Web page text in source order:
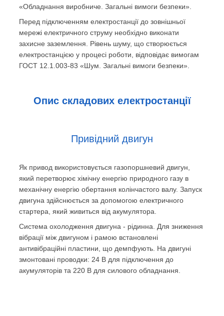
«Обладнання виробниче. Загальні вимоги безпеки».
Перед підключенням електростанції до зовнішньої
мережі електричного струму необхідно виконати
захисне заземлення. Рівень шуму, що створюється
електростанцією у процесі роботи, відповідає вимогам
ГОСТ 12.1.003-83 «Шум. Загальні вимоги безпеки».
Опис складових електростанції
Привідний двигун
Як привод використовується газопоршневий двигун,
який перетворює хімічну енергію природного газу в
механічну енергію обертання колінчастого валу. Запуск
двигуна здійснюється за допомогою електричного
стартера, який живиться від акумулятора.
Система охолодження двигуна - рідинна. Для зниження
вібрації між двигуном і рамою встановлені
антивібраційні пластини, що демпфують. На двигуні
змонтовані проводки: 24 В для підключення до
акумуляторів та 220 В для силового обладнання.